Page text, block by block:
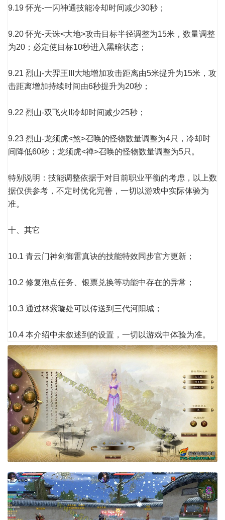
9.19 怀光-一闪神通技能冷却时间减少30秒；
9.20 怀光-天诛<大地>攻击目标半径调整为15米，数量调整
为20；必定使目标10秒进入黑暗状态；
9.21 烈山-大羿王III大地增加攻击距离由5米提升为15米，攻
击距离增加持续时间由6秒提升为20秒；
9.22 烈山-双飞火II冷却时间减少25秒；
9.23 烈山-龙须虎<煞>召唤的怪物数量调整为4只，冷却时
间降低60秒；龙须虎<禅>召唤的怪物数量调整为5只。
特别说明：技能调整依据于对目前职业平衡的考虑，以上数
据仅供参考，不定时优化完善，一切以游戏中实际体验为
准。
十、其它
10.1 青云门神剑御雷真诀的技能特效同步官方更新；
10.2 修复泡点任务、银票兑换等功能中存在的异常；
10.3 通过林紫璇处可以传送到三代河阳城；
10.4 本介绍中未叙述到的设置，一切以游戏中体验为准。